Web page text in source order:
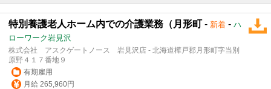
特別養護老人ホーム内での介護業務（月形町- 新着 - ハ
ローワーク岩見沢
株式会社 アスクゲートノース 岩見沢店 - 北海道樺戸郡月形町字当別
原野４１７番地９
有期雇用
月給 265,960円